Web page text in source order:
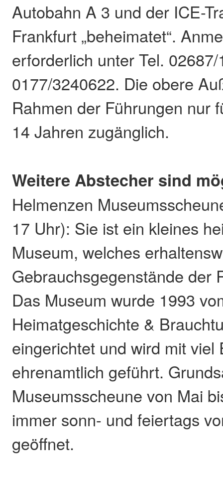
Autobahn A 3 und der ICE-
Frankfurt „beheimatet“.
erforderlich unter Tel.
0177/3240622. Die obere
Rahmen der Führungen nur
14 Jahren zugänglich.
Weitere Abstecher sind
Helmenzen
17 Uhr): Sie ist ein kleines
Museum, welches
Gebrauchsgegenstände der
Das Museum wurde 1993
Heimatgeschichte &
eingerichtet und wird mit viel
ehrenamtlich geführt.
Museumsscheune von Mai
immer sonn- und feiertags
geöffnet.